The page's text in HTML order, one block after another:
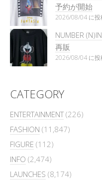
予約が開始
2026/08/04 に投
NUMBER
再販
2026/08/04 に投
CATEGORY
ENTERTAINMENT(226)
FASHION (11,847)
FIGURE (112)
INFO (2,474)
LAUNCHES (8,174)